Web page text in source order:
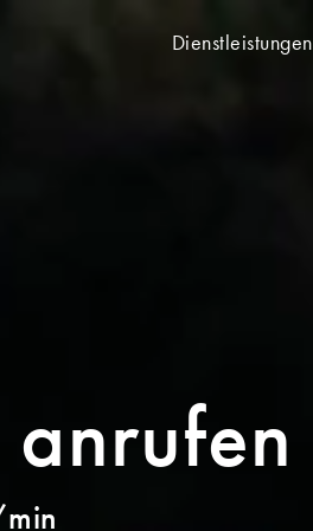
Dienstleistungen